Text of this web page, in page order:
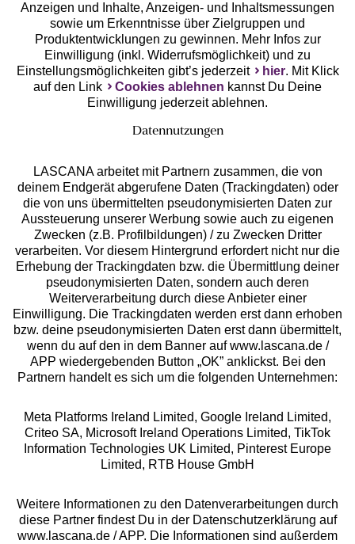
Unsere Apps
Services
Beratung
Über uns
Rechtliches
Alle Preise inkl. MwSt., zzgl.
Versandkosten
** Bonität vorausgesetzt, berechtigt zur Bonitätsprüfung
Anzeigen und Inhalte, Anzeigen- und Inhaltsmessungen
sowie um Erkenntnisse über Zielgruppen und
Produktentwicklungen zu gewinnen. Mehr Infos zur
Einwilligung (inkl. Widerrufsmöglichkeit) und zu
Einstellungsmöglichkeiten gibt’s jederzeit
hier. Mit Klick
auf den Link
Cookies ablehnen kannst Du Deine
Einwilligung jederzeit ablehnen.
Datennutzungen
LASCANA arbeitet mit Partnern zusammen, die von
deinem Endgerät abgerufene Daten (Trackingdaten) oder
die von uns übermittelten pseudonymisierten Daten zur
Aussteuerung unserer Werbung sowie auch zu eigenen
Zwecken (z.B. Profilbildungen) / zu Zwecken Dritter
verarbeiten. Vor diesem Hintergrund erfordert nicht nur die
Erhebung der Trackingdaten bzw. die Übermittlung deiner
pseudonymisierten Daten, sondern auch deren
Weiterverarbeitung durch diese Anbieter einer
Einwilligung. Die Trackingdaten werden erst dann erhoben
bzw. deine pseudonymisierten Daten erst dann übermittelt,
wenn du auf den in dem Banner auf www.lascana.de /
APP wiedergebenden Button „OK” anklickst. Bei den
Partnern handelt es sich um die folgenden Unternehmen:
Meta Platforms Ireland Limited, Google Ireland Limited,
Criteo SA, Microsoft Ireland Operations Limited, TikTok
Information Technologies UK Limited, Pinterest Europe
Limited, RTB House GmbH
Weitere Informationen zu den Datenverarbeitungen durch
diese Partner findest Du in der Datenschutzerklärung auf
www.lascana.de / APP. Die Informationen sind außerdem